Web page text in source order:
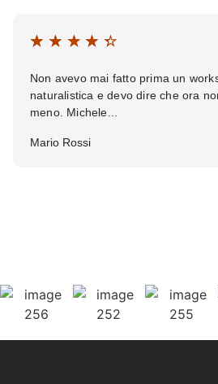
☆ ☆ ☆ ☆ ☆
Non avevo mai fatto prima un
naturalistica e devo dire che ora
meno. Michele...
Mario Rossi